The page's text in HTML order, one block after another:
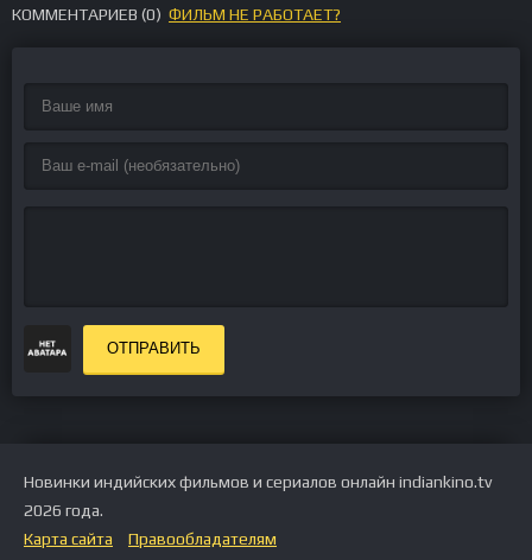
КОММЕНТАРИЕВ (0) ФИЛЬМ НЕ РАБОТАЕТ?
ОТПРАВИТЬ
Новинки индийских фильмов и сериалов онлайн indiankino.tv
2026 года.
Карта сайта
Правообладателям